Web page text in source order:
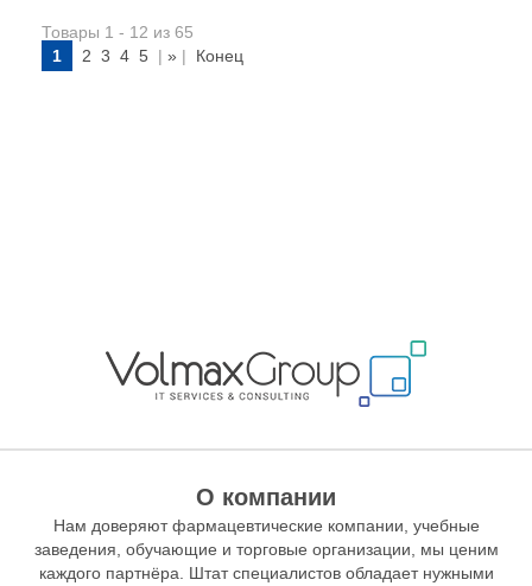
Товары 1 - 12 из 65
1
2 3 4 5 | » | Конец
О компании
Нам доверяют фармацевтические компании, учебные
заведения, обучающие и торговые организации, мы ценим
каждого партнёра. Штат специалистов обладает нужными